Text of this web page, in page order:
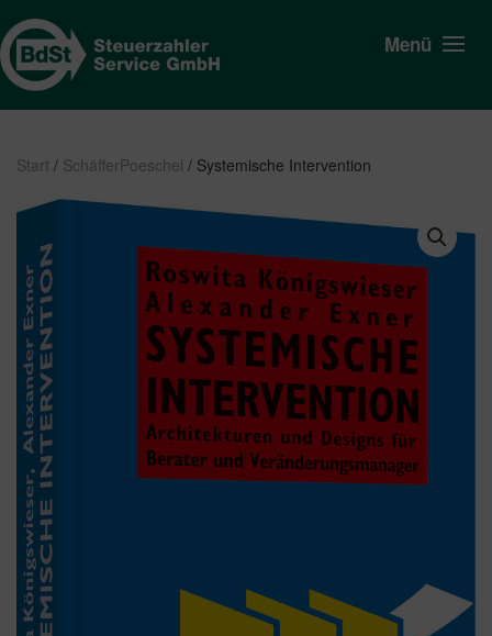
Menü
Start / SchäfferPoeschel / Systemische Intervention